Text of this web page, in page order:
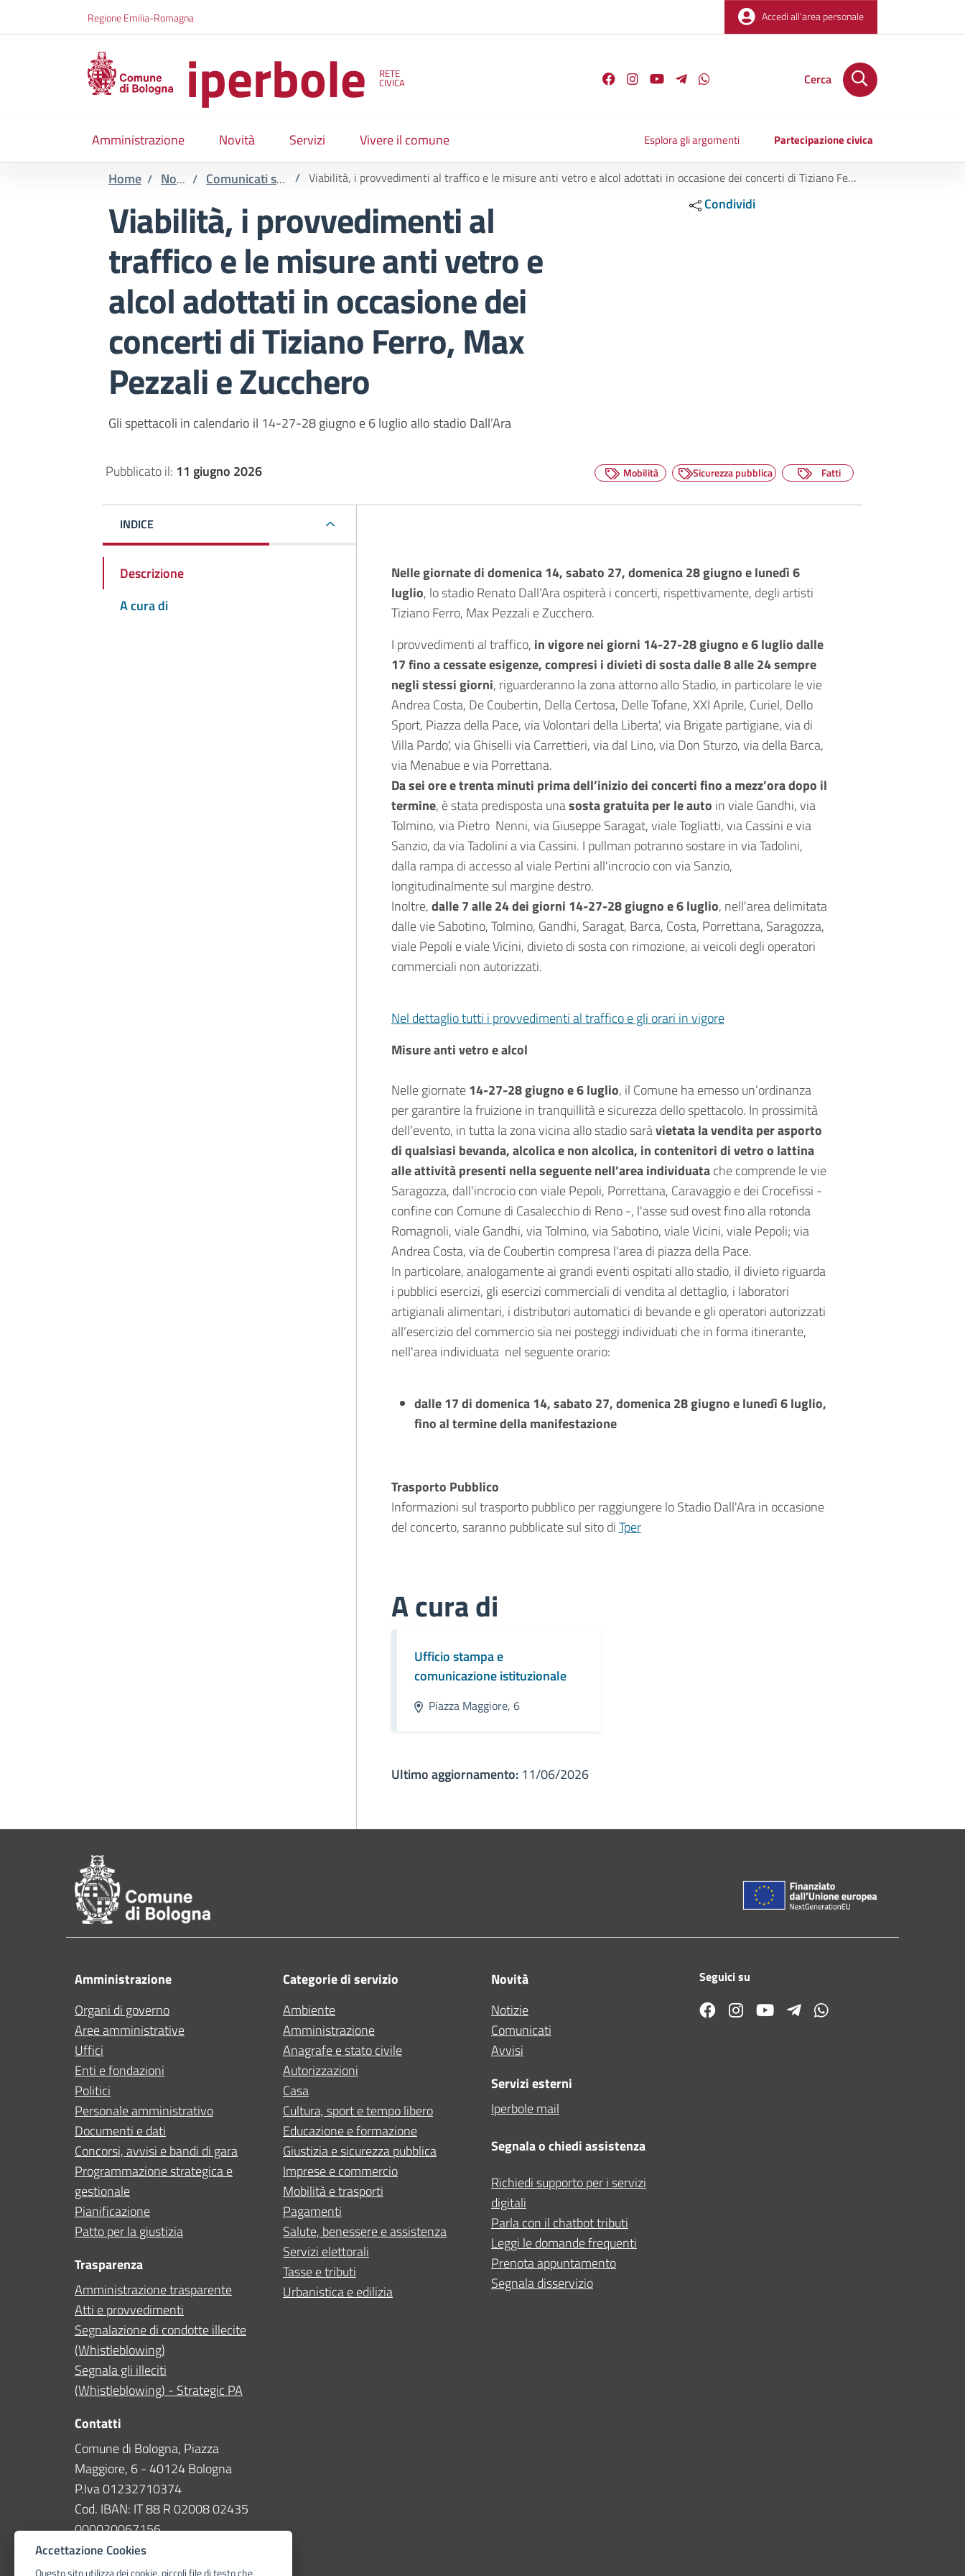
Regione Emilia-Romagna Accedi all'area personale
iperbole RETE
CIVICA Cerca
Amministrazione Novità Servizi Vivere il comune Esplora gli argomenti Partecipazione civica
Home / Novità / Comunicati stampa / Viabilità, i provvedimenti al traffico e le misure anti vetro e alcol adottati in occasione dei concerti di Tiziano Ferro, Max Pezzali e Zucchero
Viabilità, i provvedimenti al
traffico e le misure anti vetro e
alcol adottati in occasione dei
concerti di Tiziano Ferro, Max
Pezzali e Zucchero
Gli spettacoli in calendario il 14-27-28 giugno e 6 luglio allo stadio Dall’Ara
Condividi
Pubblicato il: 11 giugno 2026 Mobilità Sicurezza pubblica Fatti
INDICE
Descrizione
A cura di
Descrizione
Nelle giornate di domenica 14, sabato 27, domenica 28 giugno e lunedì 6
luglio, lo stadio Renato Dall’Ara ospiterà i concerti, rispettivamente, degli artisti
Tiziano Ferro, Max Pezzali e Zucchero.
I provvedimenti al traffico, in vigore nei giorni 14-27-28 giugno e 6 luglio dalle
17 fino a cessate esigenze, compresi i divieti di sosta dalle 8 alle 24 sempre
negli stessi giorni, riguarderanno la zona attorno allo Stadio, in particolare le vie
Andrea Costa, De Coubertin, Della Certosa, Delle Tofane, XXI Aprile, Curiel, Dello
Sport, Piazza della Pace, via Volontari della Liberta', via Brigate partigiane, via di
Villa Pardo', via Ghiselli via Carrettieri, via dal Lino, via Don Sturzo, via della Barca,
via Menabue e via Porrettana.
Da sei ore e trenta minuti prima dell’inizio dei concerti fino a mezz’ora dopo il
termine, è stata predisposta unasosta gratuita per le auto in viale Gandhi, via
Tolmino, via Pietro Nenni, via Giuseppe Saragat, viale Togliatti, via Cassini e via
Sanzio, da via Tadolini a via Cassini. I pullman potranno sostare in via Tadolini,
dalla rampa di accesso al viale Pertini all'incrocio con via Sanzio,
longitudinalmente sul margine destro.
Inoltre,dalle 7 alle 24 dei giorni 14-27-28 giugno e 6 luglio, nell'area delimitata
dalle vie Sabotino, Tolmino, Gandhi, Saragat, Barca, Costa, Porrettana, Saragozza,
viale Pepoli e viale Vicini, divieto di sosta con rimozione, ai veicoli degli operatori
commerciali non autorizzati.
Nel dettaglio tutti i provvedimenti al traffico e gli orari in vigore
Misure anti vetro e alcol
Nelle giornate14-27-28 giugno e 6 luglio, il Comune ha emesso un’ordinanza
per garantire la fruizione in tranquillità e sicurezza dello spettacolo. In prossimità
dell’evento, in tutta la zona vicina allo stadio saràvietata la vendita per asporto
di qualsiasi bevanda, alcolica e non alcolica, in contenitori di vetro o lattina
alle attività presenti nella seguente nell’area individuatache comprende le vie
Saragozza, dall'incrocio con viale Pepoli, Porrettana, Caravaggio e dei Crocefissi -
confine con Comune di Casalecchio di Reno -, l'asse sud ovest fino alla rotonda
Romagnoli, viale Gandhi, via Tolmino, via Sabotino, viale Vicini, viale Pepoli; via
Andrea Costa, via de Coubertin compresa l'area di piazza della Pace.
In particolare, analogamente ai grandi eventi ospitati allo stadio, il divieto riguarda
i pubblici esercizi, gli esercizi commerciali di vendita al dettaglio, i laboratori
artigianali alimentari, i distributori automatici di bevande e gli operatori autorizzati
all’esercizio del commercio sia nei posteggi individuati che in forma itinerante,
nell'area individuata nel seguente orario:
dalle 17 di domenica 14, sabato 27, domenica 28 giugno e lunedì 6 luglio,
fino al termine della manifestazione
Trasporto Pubblico
Informazioni sul trasporto pubblico per raggiungere lo Stadio Dall'Ara in occasione
del concerto, saranno pubblicate sul sito diTper
A cura di
Ufficio stampa e
comunicazione istituzionale
Piazza Maggiore, 6
Ultimo aggiornamento: 11/06/2026
Pié di pagina di Comune di Bologna
Amministrazione
Organi di governo
Aree amministrative
Uffici
Enti e fondazioni
Politici
Personale amministrativo
Documenti e dati
Concorsi, avvisi e bandi di gara
Programmazione strategica e
gestionale
Pianificazione
Patto per la giustizia
Trasparenza
Amministrazione trasparente
Atti e provvedimenti
Segnalazione di condotte illecite
(Whistleblowing)
Segnala gli illeciti
(Whistleblowing) - Strategic PA
Contatti
Comune di Bologna, Piazza
Maggiore, 6 - 40124 Bologna
P.Iva 01232710374
Cod. IBAN: IT 88 R 02008 02435
000020067156
Telefono051 203040
Categorie di servizio
Ambiente
Amministrazione
Anagrafe e stato civile
Autorizzazioni
Casa
Cultura, sport e tempo libero
Educazione e formazione
Giustizia e sicurezza pubblica
Imprese e commercio
Mobilità e trasporti
Pagamenti
Salute, benessere e assistenza
Servizi elettorali
Tasse e tributi
Urbanistica e edilizia
Novità
Notizie
Comunicati
Avvisi
Servizi esterni
Iperbole mail
Segnala o chiedi assistenza
Richiedi supporto per i servizi
digitali
Parla con il chatbot tributi
Leggi le domande frequenti
Prenota appuntamento
Segnala disservizio
Seguici su
Accettazione Cookies